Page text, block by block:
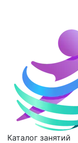
Каталог занятий